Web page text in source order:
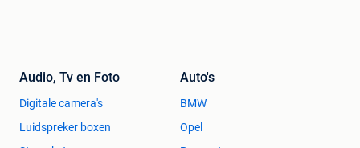
Audio, Tv en Foto
Digitale camera's
Luidspreker boxen
Auto's
BMW
Opel